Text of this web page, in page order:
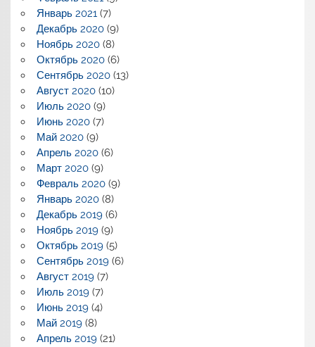
Январь 2021(7)
Декабрь 2020(9)
Ноябрь 2020(8)
Октябрь 2020(6)
Сентябрь 2020(13)
Август 2020(10)
Июль 2020(9)
Июнь 2020(7)
Май 2020(9)
Апрель 2020(6)
Март 2020(9)
Февраль 2020(9)
Январь 2020(8)
Декабрь 2019(6)
Ноябрь 2019(9)
Октябрь 2019(5)
Сентябрь 2019(6)
Август 2019(7)
Июль 2019(7)
Июнь 2019(4)
Май 2019(8)
Апрель 2019(21)